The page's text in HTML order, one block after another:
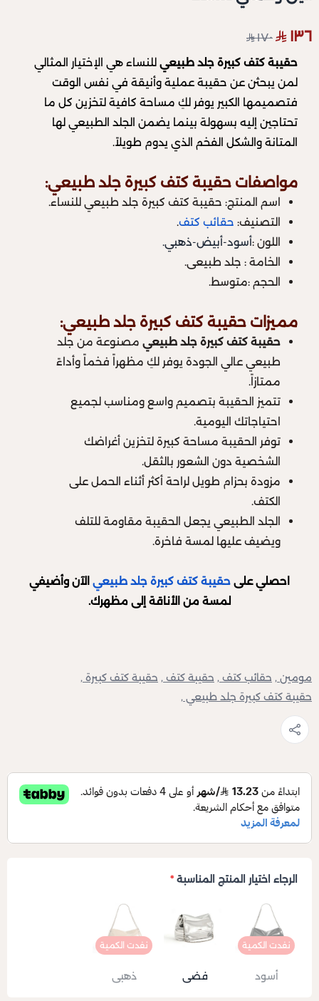
١٣٦
١٧٠
حقيبة كتف كبيرة جلد طبيعي للنساء هي الإختيار المثالي
لمن يبحثن عن حقيبة عملية وأنيقة في نفس الوقت
فتصميمها الكبير يوفر لكِ مساحة كافية لتخزين كل ما
تحتاجين إليه بسهولة بينما يضمن الجلد الطبيعي لها
المتانة والشكل الفخم الذي يدوم طويلاً.
مواصفات حقيبة كتف كبيرة جلد طبيعي:
اسم المنتج: حقيبة كتف كبيرة جلد طبيعي للنساء.
التصنيف: حقائب كتف.
اللون :أسود-أبيض-ذهبي.
الخامة : جلد طبيعى.
الحجم :متوسط.
مميزات حقيبة كتف كبيرة جلد طبيعي:
حقيبة كتف كبيرة جلد طبيعي مصنوعة من جلد
طبيعي عالي الجودة يوفر لكِ مظهراً فخماً وأداءً
ممتازاً.
تتميز الحقيبة بتصميم واسع ومناسب لجميع
احتياجاتك اليومية.
توفر الحقيبة مساحة كبيرة لتخزين أغراضك
الشخصية دون الشعور بالثقل.
مزودة بحزام طويل لراحة أكثر أثناء الحمل على
الكتف.
الجلد الطبيعي يجعل الحقيبة مقاومة للتلف
ويضيف عليها لمسة فاخرة.
احصلي على حقيبة كتف كبيرة جلد طبيعي الآن وأضيفي
لمسة من الأناقة إلى مظهرك.
مومين , حقائب كتف , حقيبة كتف , حقيبة كتف كبيرة ,
حقيبة كتف كبيرة جلد طبيعي ,
الرجاء اختيار المنتج المناسبة *
نفدت الكمية
أسود فضي
نفدت الكمية
ذهبي